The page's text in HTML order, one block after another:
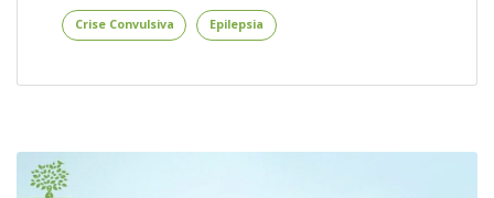
Desmaio,
Convulsão
Crise Convulsiva Epilepsia